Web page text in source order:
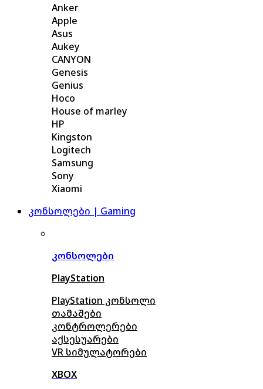
Anker
Apple
Asus
Aukey
CANYON
Genesis
Genius
Hoco
House of marley
HP
Kingston
Logitech
Samsung
Sony
Xiaomi
კონსოლები | Gaming
კონსოლები
PlayStation
PlayStation კონსოლი
თამაშები
კონტროლერები
აქსესუარები
VR სიმულატორები
XBOX